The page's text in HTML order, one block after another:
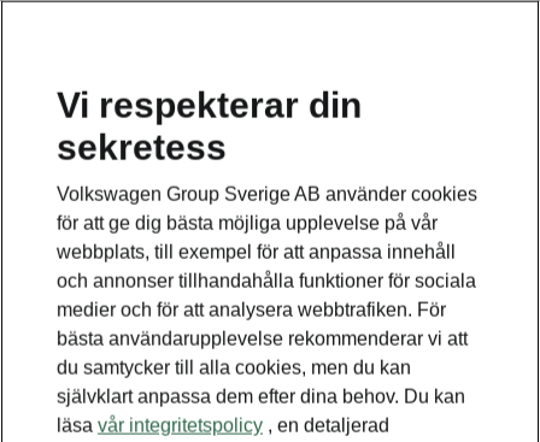
Vi respekterar din
sekretess
Volkswagen Group Sverige AB använder cookies
för att ge dig bästa möjliga upplevelse på vår
webbplats, till exempel för att anpassa innehåll
och annonser tillhandahålla funktioner för sociala
medier och för att analysera webbtrafiken. För
bästa användarupplevelse rekommenderar vi att
du samtycker till alla cookies, men du kan
självklart anpassa dem efter dina behov. Du kan
läsa vår integritetspolicy , en detaljerad